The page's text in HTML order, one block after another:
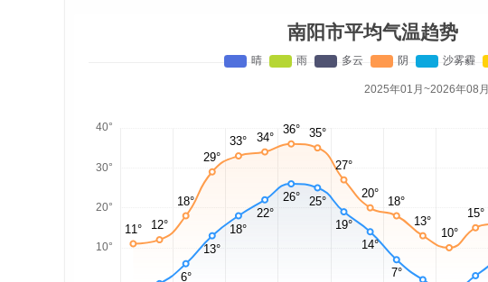
南阳市平均气温趋势
2025年01月~2026年08月